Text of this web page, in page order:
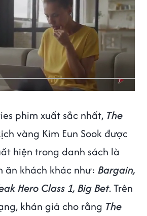
phim xuất sắc nhất, The
vàng Kim Eun Sook được
hiện trong danh sách là
ăn khách khác như: Bargain,
Hero Class 1, Big Bet. Trên
khán giả cho rằng The